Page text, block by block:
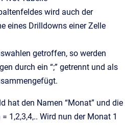
wird auch der
eines Drilldowns einer Zelle
getroffen, so werden
durch ein “;” getrennt und als
hat den Namen “Monat” und die
1,2,3,4,.. Wird nun der Monat 1